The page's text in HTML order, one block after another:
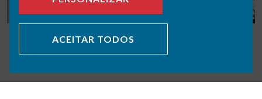
ACEITAR TODOS